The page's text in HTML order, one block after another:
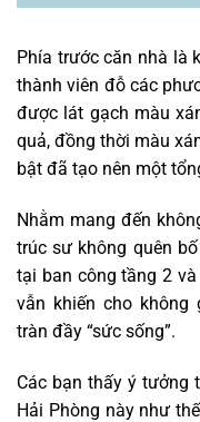
Phía trước căn nhà là
thành viên đỗ các
được lát gạch màu
quả, đồng thời màu
bật đã tạo nên một
Nhằm mang đến
trúc sư không quên
tại ban công tầng 2
vẫn khiến cho không
tràn đầy “sức sống”.
Các bạn thấy ý tưởng
Hải Phòng này như